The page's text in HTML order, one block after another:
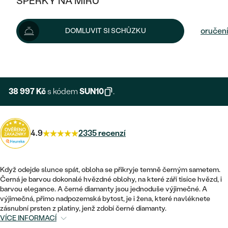
KOMBINOVANÉ ZLATO
DLE STYLU
BEZ KAMENE
ETERNITY
VYKROJENÉ
NETRADIČNÍ
TEPANÉ
POSTRANNÍ KAMENY
HALO
VINTAGE
NETRADIČNÍ
SESTAV SI SVŮJ PRSTEN
ZAČÍT S PRSTENEM
ZAČÍT S DIAMANTEM
VÝPRODEJ
KDYŽ ŠPERKY POMÁHAJÍ
DLE TYPU
NÁUŠNICE
PRSTENY
PŘÍVĚSKY
NÁRAMKY
SETY
PÁNSKÉ ŠPERKY
PLATINOVÉ
PECKOVÉ
MINIMALISTICKÉ
SOLITÉR
VE TVARU SRDCE
ZLATÉ
STŘÍBRNÉ
SOLITÉR
NAROZENÍ DÍTĚTE
PERSONALIZOVANÉ
SE ZNAMENÍM ZVĚROKRUHU
MINIMALISTICKÉ
ŠPERKY SKLADEM
VÝPRODEJ
DLE MATERIÁLU
STŘÍBRNÉ
PLATINOVÉ
DLE STYLU
ETERNITY
DOMLUVIT SI SCHŮZKU
43 330 Kč
Možnosti doručení
38 997 Kčs kódem SUN10 .
4.9 2335 recenzí
Když odejde slunce spát, obloha se přikryje temně černým sametem.
Černá je barvou dokonalé hvězdné oblohy, na které září tisíce hvězd, i
barvou elegance. A černé diamanty jsou jednoduše výjimečné. A
výjimečná, přímo nadpozemská bytost, je i žena, které navléknete
zásnubní prsten z platiny, jenž zdobí černé diamanty.
VÍCE INFORMACÍ